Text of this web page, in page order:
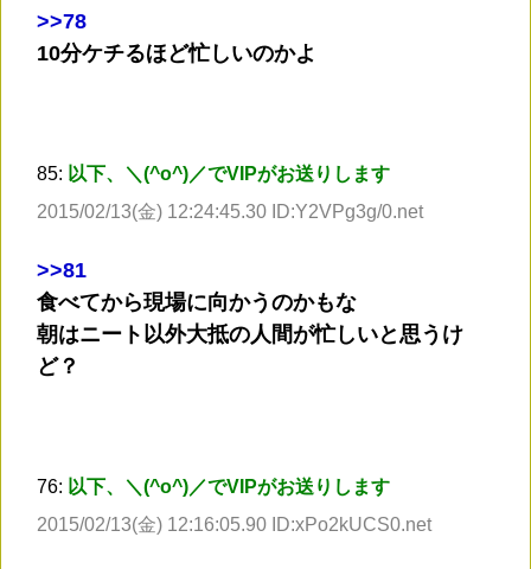
>>78
10分ケチるほど忙しいのかよ
85: 以下、＼(^o^)／でVIPがお送りします
2015/02/13(金) 12:24:45.30 ID:Y2VPg3g/0.net
>>81
食べてから現場に向かうのかもな
朝はニート以外大抵の人間が忙しいと思うけ
ど？
76: 以下、＼(^o^)／でVIPがお送りします
2015/02/13(金) 12:16:05.90 ID:xPo2kUCS0.net